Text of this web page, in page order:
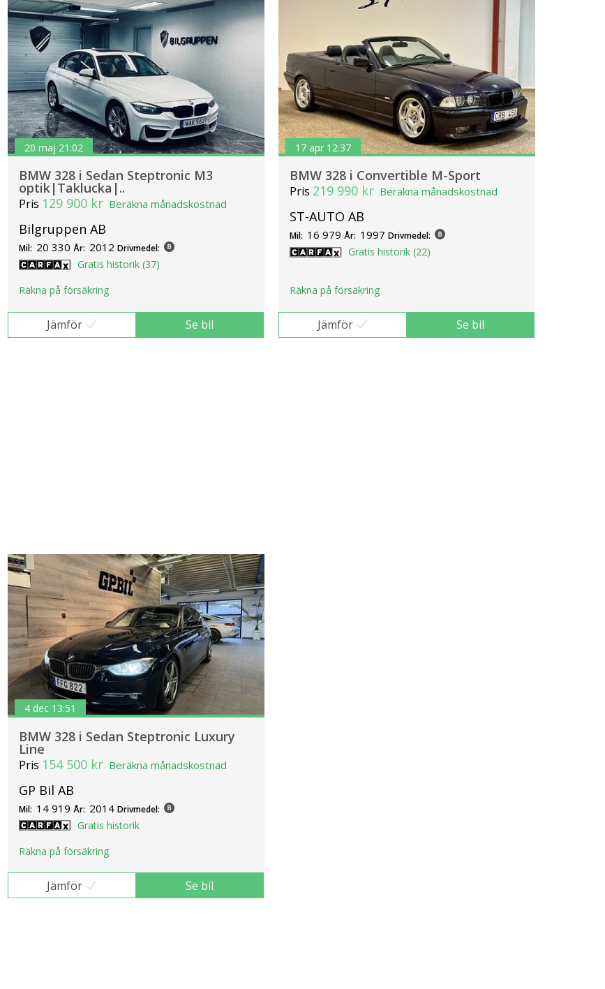
20 maj 21:02
BMW 328 i Sedan Steptronic M3
optik|Taklucka|..
Pris 129 900 kr Beräkna månadskostnad
Bilgruppen AB
Mil: 20 330 År: 2012 Drivmedel:
Gratis historik (37)
Räkna på försäkring
Jämför Se bil
17 apr 12:37
BMW 328 i Convertible M-Sport
Pris 219 990 kr Beräkna månadskostnad
ST-AUTO AB
Mil: 16 979 År: 1997 Drivmedel:
Gratis historik (22)
Räkna på försäkring
Jämför Se bil
4 dec 13:51
BMW 328 i Sedan Steptronic Luxury
Line
Pris 154 500 kr Beräkna månadskostnad
GP Bil AB
Mil: 14 919 År: 2014 Drivmedel:
Gratis historik
Räkna på försäkring
Jämför Se bil